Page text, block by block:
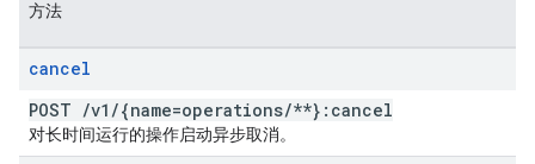
方法
cancel
POST /v1 /{name=operations/**}:cancel
对长时间运行的操作启动异步取消。